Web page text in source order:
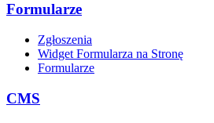
Formularze
Zgłoszenia
Widget Formularza na Stronę
Formularze
CMS